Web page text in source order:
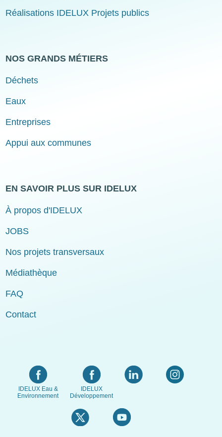
Réalisations IDELUX Projets publics
NOS GRANDS MÉTIERS
Déchets
Eaux
Entreprises
Appui aux communes
EN SAVOIR PLUS SUR IDELUX
À propos d'IDELUX
JOBS
Nos projets transversaux
Médiathèque
FAQ
Contact
IDELUX Eau &
Environnement
IDELUX
Développement